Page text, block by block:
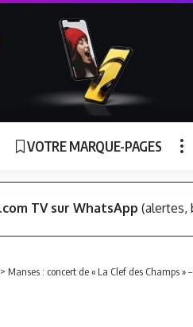
VOTRE MARQUE-PAGES
TV sur WhatsApp (alertes,
> Manses : concert de « La Clef des Champs »